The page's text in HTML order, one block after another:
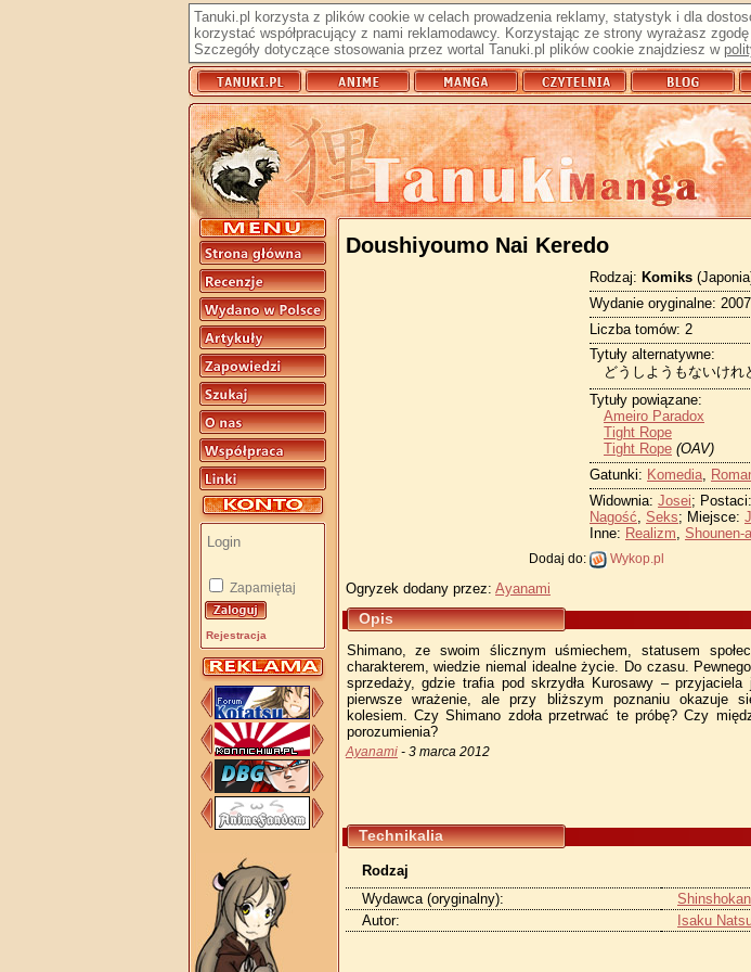
Tanuki.pl korzysta z plików cookie w celach prowadzenia reklamy, statystyk i dla
korzystać współpracujący z nami reklamodawcy. Korzystając ze strony wyrażasz
Szczegóły dotyczące stosowania przez wortal Tanuki.pl plików cookie znajdziesz w
Zapamiętaj
Rejestracja
Doushiyoumo Nai Keredo
Rodzaj: Komiks
Wydanie oryginalne: 2007
Liczba tomów: 2
Tytuły alternatywne:
どうしようもないけれ
Tytuły powiązane:
Ameiro Paradox
Tight Rope
Tight Rope (OAV)
Gatunki: Komedia
Widownia: Josei; Postaci:
Nagość Seks; Miejsce:
Inne: Realizm Shounen-
Dodaj do: Wykop.pl
Ogryzek dodany przez: Ayanami
Opis
Shimano, ze swoim ślicznym uśmiechem, statusem
charakterem, wiedzie niemal idealne życie. Do czasu.
sprzedaży, gdzie trafia pod skrzydła Kurosawy –
pierwsze wrażenie, ale przy bliższym poznaniu okazuje
kolesiem. Czy Shimano zdoła przetrwać te próbę? Czy
porozumienia?
Ayanami - 3 marca 2012
Technikalia
Rodzaj
Wydawca (oryginalny):
Autor:
Isaku